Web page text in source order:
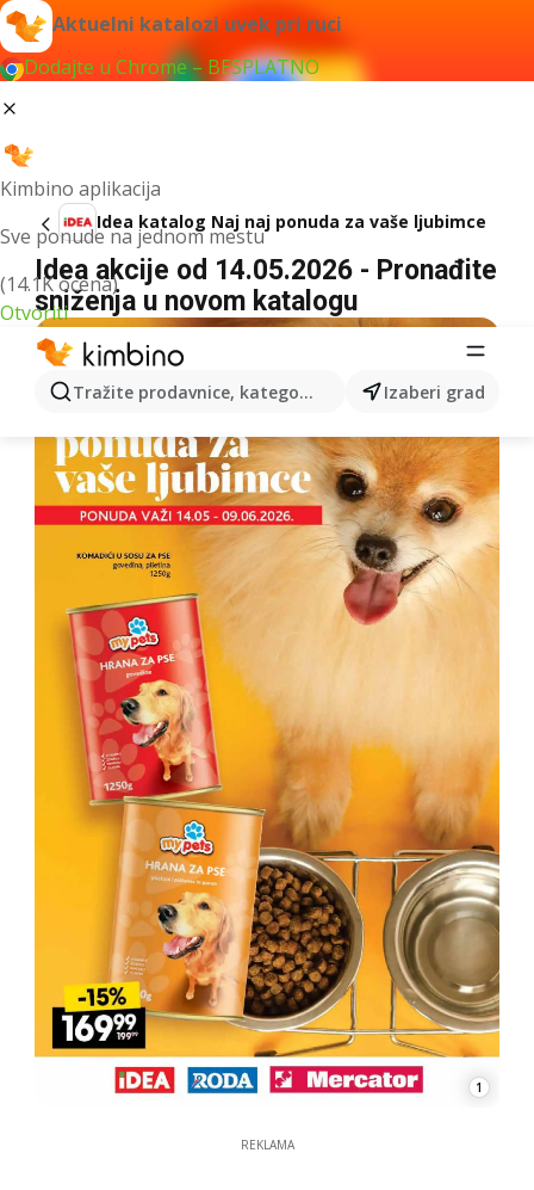
Aktuelni katalozi uvek pri ruci
Dodajte u Chrome – BESPLATNO
Kimbino aplikacija
Sve ponude na jednom mestu
(14.1K ocena)
Otvoriti
Tražite prodavnice, kategorije, proizvode...Izaberi grad
Idea katalog Naj naj ponuda za vaše ljubimce
Idea akcije od 14.05.2026 - Pronađite
sniženja u novom katalogu
1
REKLAMA